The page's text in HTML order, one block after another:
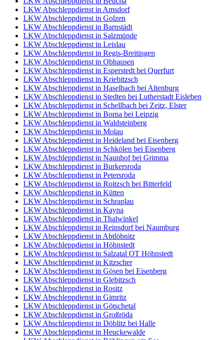
LKW Abschleppdienst in Amsdorf
LKW Abschleppdienst in Golzen
LKW Abschleppdienst in Barnstädt
LKW Abschleppdienst in Salzmünde
LKW Abschleppdienst in Leislau
LKW Abschleppdienst in Regis-Breitingen
LKW Abschleppdienst in Obhausen
LKW Abschleppdienst in Esperstedt bei Querfurt
LKW Abschleppdienst in Kriebitzsch
LKW Abschleppdienst in Haselbach bei Altenburg
LKW Abschleppdienst in Stedten bei Lutherstadt Eisleben
LKW Abschleppdienst in Schellbach bei Zeitz, Elster
LKW Abschleppdienst in Borna bei Leipzig
LKW Abschleppdienst in Waldsteinberg
LKW Abschleppdienst in Molau
LKW Abschleppdienst in Heideland bei Eisenberg
LKW Abschleppdienst in Schkölen bei Eisenberg
LKW Abschleppdienst in Naunhof bei Grimma
LKW Abschleppdienst in Burkersroda
LKW Abschleppdienst in Petersroda
LKW Abschleppdienst in Roitzsch bei Bitterfeld
LKW Abschleppdienst in Kütten
LKW Abschleppdienst in Schraplau
LKW Abschleppdienst in Kayna
LKW Abschleppdienst in Thalwinkel
LKW Abschleppdienst in Reinsdorf bei Naumburg
LKW Abschleppdienst in Abtlöbnitz
LKW Abschleppdienst in Höhnstedt
LKW Abschleppdienst in Salzatal OT Höhnstedt
LKW Abschleppdienst in Kitzscher
LKW Abschleppdienst in Gösen bei Eisenberg
LKW Abschleppdienst in Glebitzsch
LKW Abschleppdienst in Rositz
LKW Abschleppdienst in Gimritz
LKW Abschleppdienst in Götschetal
LKW Abschleppdienst in Großröda
LKW Abschleppdienst in Döblitz bei Halle
LKW Abschleppdienst in Heuckewalde